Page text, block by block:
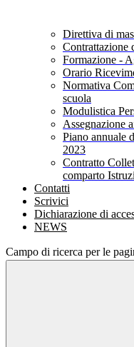
Direttiva di
Contrattazione
Formazione -
Orario
Normativa
scuola
Modulistica
Assegnazione
Piano annuale
2023
Contratto
comparto
Contatti
Scrivici
Dichiarazione di
NEWS
Campo di ricerca per le